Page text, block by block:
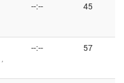
--:-- 45
--:-- 57